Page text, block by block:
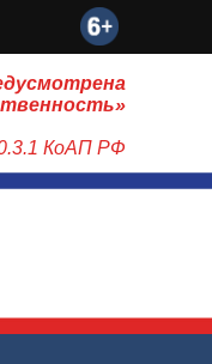
КоАП РФ